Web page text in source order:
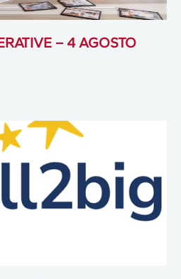
– 4 AGOSTO